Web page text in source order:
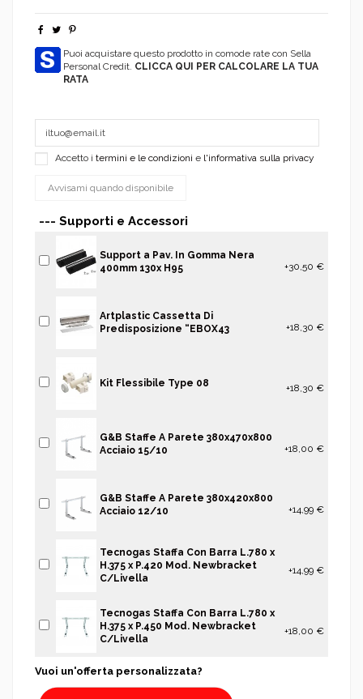
Puoi acquistare questo prodotto in comode rate con Sella
Personal Credit. CLICCA QUI PER CALCOLARE LA TUA
RATA
Accetto i termini e le condizioni e l'informativa sulla privacy
--- Supporti e Accessori
Support a Pav. In Gomma Nera
400mm 130x H95
+30,50 €
Artplastic Cassetta Di
Predisposizione “EBOX43
+18,30 €
Kit Flessibile Type 08 +18,30 €
G&B Staffe A Parete 380x470x800
Acciaio 15/10
+18,00 €
G&B Staffe A Parete 380x420x800
Acciaio 12/10
+14,99 €
Tecnogas Staffa Con Barra L.780 x
H.375 x P.420 Mod. Newbracket
C/Livella
+14,99 €
Tecnogas Staffa Con Barra L.780 x
H.375 x P.450 Mod. Newbracket
C/Livella
+18,00 €
Vuoi un'offerta personalizzata?